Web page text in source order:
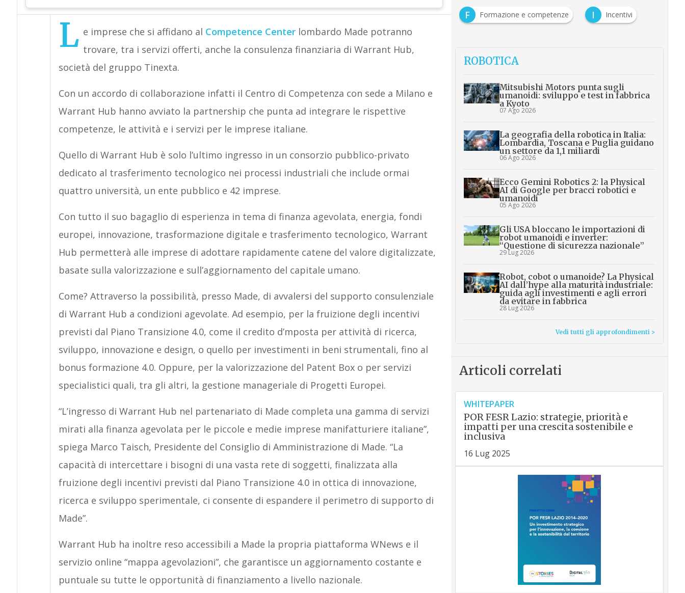
L e imprese che si affidano al Competence Centerlombardo Made potranno
trovare, tra i servizi offerti, anche la consulenza finanziaria di Warrant Hub,
società del gruppo Tinexta.
Con un accordo di collaborazione infatti il Centro di Competenza con sede a Milano e
Warrant Hub hanno avviato la partnership che punta ad integrare le rispettive
competenze, le attività e i servizi per le imprese italiane.
Quello di Warrant Hub è solo l’ultimo ingresso in un consorzio pubblico-privato
dedicato al trasferimento tecnologico nei processi industriali che include ormai
quattro università, un ente pubblico e 42 imprese.
Con tutto il suo bagaglio di esperienza in tema di finanza agevolata, energia, fondi
europei, innovazione, trasformazione digitale e trasferimento tecnologico, Warrant
Hub permetterà alle imprese di adottare rapidamente catene del valore digitalizzate,
basate sulla valorizzazione e sull’aggiornamento del capitale umano.
Come? Attraverso la possibilità, presso Made, di avvalersi del supporto consulenziale
di Warrant Hub a condizioni agevolate. Ad esempio, per la fruizione degli incentivi
previsti dal Piano Transizione 4.0, come il credito d’mposta per attività di ricerca,
sviluppo, innovazione e design, o quello per investimenti in beni strumentali, fino al
bonus formazione 4.0. Oppure, per la valorizzazione del Patent Box o per servizi
specialistici quali, tra gli altri, la gestione manageriale di Progetti Europei.
“L’ingresso di Warrant Hub nel partenariato di Made completa una gamma di servizi
mirati alla finanza agevolata per le piccole e medie imprese manifatturiere italiane”,
spiega Marco Taisch, Presidente del Consiglio di Amministrazione di Made. “La
capacità di intercettare i bisogni di una vasta rete di soggetti, finalizzata alla
fruizione degli incentivi previsti dal Piano Transizione 4.0 in ottica di innovazione,
ricerca e sviluppo sperimentale, ci consente di espandere il perimetro di supporto di
Made”.
Warrant Hub ha inoltre reso accessibili a Made la propria piattaforma WNews e il
servizio online “mappa agevolazioni”, che garantisce un aggiornamento costante e
puntuale su tutte le opportunità di finanziamento a livello nazionale.
F
Formazione e competenze I Incentivi
ROBOTICA
Mitsubishi Motors punta sugli
umanoidi: sviluppo e test in fabbrica
a Kyoto
07 Ago 2026
La geografia della robotica in Italia:
Lombardia, Toscana e Puglia guidano
un settore da 1,1 miliardi
06 Ago 2026
Ecco Gemini Robotics 2: la Physical
AI di Google per bracci robotici e
umanoidi
05 Ago 2026
Gli USA bloccano le importazioni di
robot umanoidi e inverter:
“Questione di sicurezza nazionale”
29 Lug 2026
Robot, cobot o umanoide? La Physical
AI dall’hype alla maturità industriale:
guida agli investimenti e agli errori
da evitare in fabbrica
28 Lug 2026
Vedi tutti gli approfondimenti >
Articoli correlati
WHITEPAPER
POR FESR Lazio: strategie, priorità e
impatti per una crescita sostenibile e
inclusiva
16 Lug 2025